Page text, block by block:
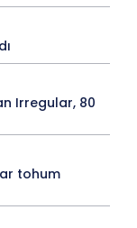
Irregular, 80
tohum